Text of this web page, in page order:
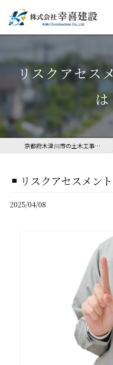
リスクアセス
は
京都府木津川市の土木工事なら株式会社幸喜建設
リスクアセスメン
2025/04/08